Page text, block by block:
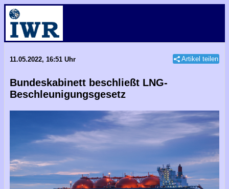
11.05.2022, 16:51 Uhr Artikel teilen
Bundeskabinett beschließt LNG-
Beschleunigungsgesetz